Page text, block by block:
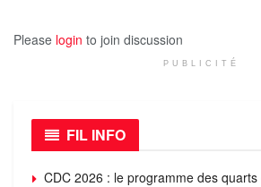
Please login to join discussion
PUBLICITÉ
FIL INFO
CDC 2026 : le programme des